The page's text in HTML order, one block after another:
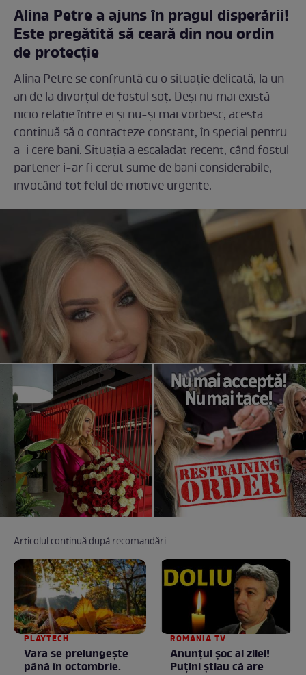
Alina Petre a ajuns în pragul disperării!
Este pregătită să ceară din nou ordin
de protecție
Alina Petre se confruntă cu o situație delicată, la un
an de la divorțul de fostul soț. Deși nu mai există
nicio relație între ei și nu-și mai vorbesc, acesta
continuă să o contacteze constant, în special pentru
a-i cere bani. Situația a escaladat recent, când fostul
partener i-ar fi cerut sume de bani considerabile,
invocând tot felul de motive urgente.
Articolul continuă după recomandări
PLAYTECH
Vara se prelungeşte
până în octombrie.
ROMANIA TV
Anunţul şoc al zilei!
Puţini ştiau că are